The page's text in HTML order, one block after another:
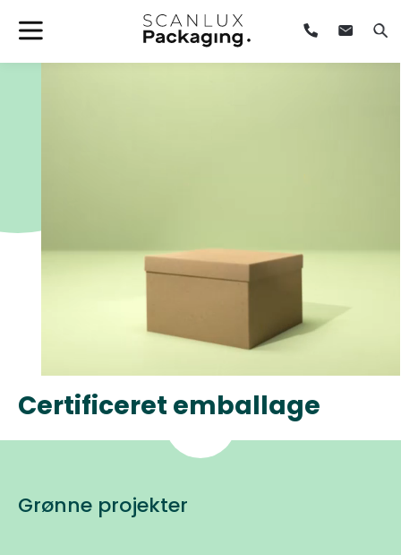
Certificeret emballage
Grønne projekter